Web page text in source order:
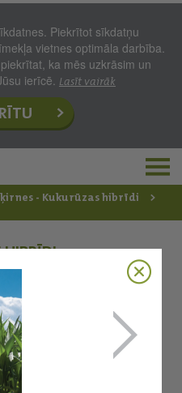
Piekrītot sīkdatņu
vietnes optimāla darbība.
ka mēs uzkrāsim un
ierīcē. Lasīt vairāk
- Kukurūzas hibrīdi
HIBRĪDI